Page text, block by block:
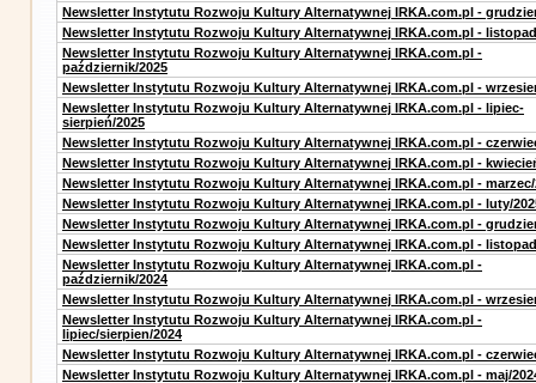
Newsletter Instytutu Rozwoju Kultury Alternatywnej IRKA.com.pl -
Newsletter Instytutu Rozwoju Kultury Alternatywnej IRKA.com.pl -
Newsletter Instytutu Rozwoju Kultury Alternatywnej IRKA.com.pl -
październik/2025
Newsletter Instytutu Rozwoju Kultury Alternatywnej IRKA.com.pl -
Newsletter Instytutu Rozwoju Kultury Alternatywnej IRKA.com.pl - lipiec-
sierpień/2025
Newsletter Instytutu Rozwoju Kultury Alternatywnej IRKA.com.pl -
Newsletter Instytutu Rozwoju Kultury Alternatywnej IRKA.com.pl -
Newsletter Instytutu Rozwoju Kultury Alternatywnej IRKA.com.pl - marzec/
Newsletter Instytutu Rozwoju Kultury Alternatywnej IRKA.com.pl - luty/
Newsletter Instytutu Rozwoju Kultury Alternatywnej IRKA.com.pl -
Newsletter Instytutu Rozwoju Kultury Alternatywnej IRKA.com.pl -
Newsletter Instytutu Rozwoju Kultury Alternatywnej IRKA.com.pl -
październik/2024
Newsletter Instytutu Rozwoju Kultury Alternatywnej IRKA.com.pl -
Newsletter Instytutu Rozwoju Kultury Alternatywnej IRKA.com.pl -
lipiec/sierpien/2024
Newsletter Instytutu Rozwoju Kultury Alternatywnej IRKA.com.pl -
Newsletter Instytutu Rozwoju Kultury Alternatywnej IRKA.com.pl - maj/